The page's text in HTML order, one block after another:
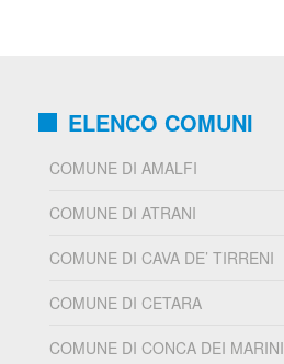
ELENCO COMUNI
COMUNE DI AMALFI
COMUNE DI ATRANI
COMUNE DI CAVA DE’ TIRRENI
COMUNE DI CETARA
COMUNE DI CONCA DEI MARINI